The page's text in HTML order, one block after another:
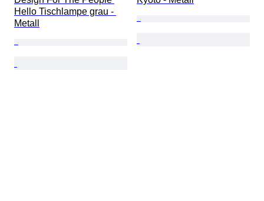
Hello Tischlampe grau -
Metall